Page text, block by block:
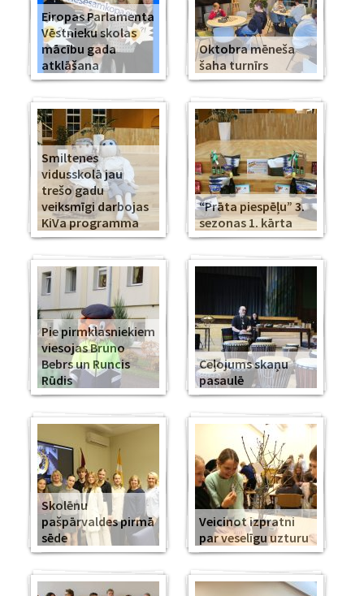
Eiropas Parlamenta
Vēstnieku skolas
mācību gada
atklāšana
Oktobra mēneša
šaha turnīrs
Smiltenes
vidusskolā jau
trešo gadu
veiksmīgi darbojas
KiVa programma
“Prāta piespēļu” 3.
sezonas 1. kārta
Pie pirmklasniekiem
viesojas Bruno
Bebrs un Runcis
Rūdis
Ceļojums skaņu
pasaulē
Skolēnu
pašpārvaldes pirmā
sēde
Veicinot izpratni
par veselīgu uzturu